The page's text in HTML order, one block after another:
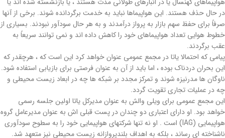
در حال حذف هستند. این هواپیماها نباید به خدمت برگردانده شوند. برخی از آنها
صرفاً برای حفظ سهم بازار به پرواز درآمدند و به هر حال سودآور نبودند. بسیاری از
خطوط هوایی تعداد هواپیماهای خود را کاهش داده اند و نمی توانند سریعاً به
عقب برگردند.
پیامی که احتمالا یاتا در مجمع عمومی عنوان خواهد کرد این است که ، هرچقدر که
این بحران دردناک بوده ، اما باید از آن به عنوان فرصتی برای بازیابی استفاده شود.
ناوگان ها مدرنیزه شوند و تمرکز مجدد بر شبکه ها چه در ابعاد زیست محیطی و
چه در عملیات تجاری تقویت گردد.
این مجمع عمومی برای ویلی والش به عنوان مدیرکل یاتا اولین جلسه رسمی
خواهد بود. او دارای اعتباری دو چندان در پست قبلی اش به عنوان مدیرعامل گروه
هواپیمایی (IAG) است . او نه تنها شرکتهای هواپیمایی خود را به سطوح سودآوری
ناشناخته ای رساند ، بلکه به اهداف بلندپروازانه زیست محیطی نیز متعهد شد.